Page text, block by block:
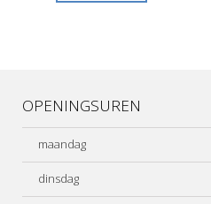
OPENINGSUREN
maandag
dinsdag